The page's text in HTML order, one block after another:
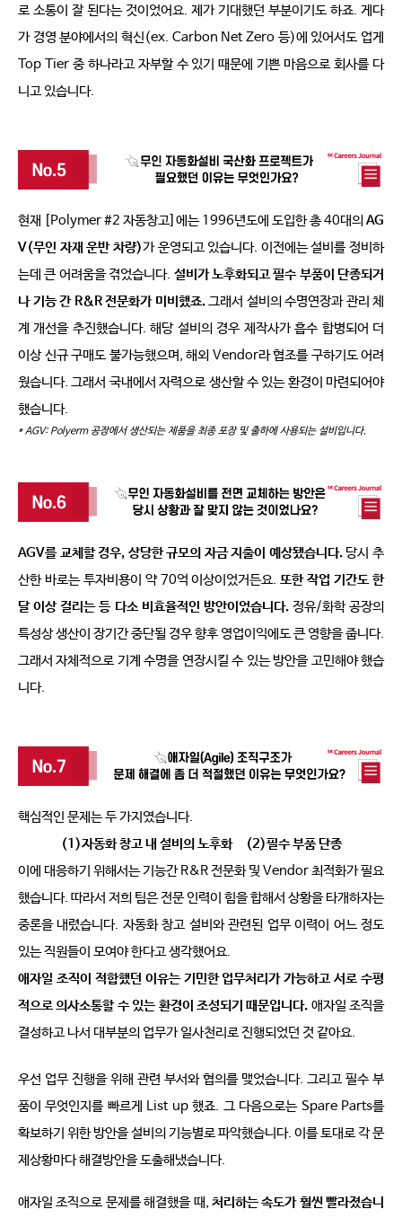
로 소통이 잘 된다는 것이었어요. 제가 기대했던 부분이기도 하죠. 게다
가 경영 분야에서의 혁신(ex. Carbon Net Zero 등)
Top Tier 중 하나라고 자부할 수 있기 때문에 기쁜 마음으로 회사를 다
니고 있습니다.
현재 [Polymer #2 자동창고 에는 1996년도에 도입한 총 40대의 AG
V(무인 자재 운반 차량)가 운영되고 있습니다. 이전에는 설비를 정비하
는데 큰 어려움을 겪었습니다. 설비가 노후화되고 필수 부품이 단종되거
나 기능 간 R&R 전문화가 미비했죠. 그래서 설비의 수명연장과 관리 체
계 개선을 추진했습니다. 해당 설비의 경우 제작사가 흡수 합병되어 더
이상 신규 구매도 불가능했으며, 해외 Vendor라 협조를 구하기도 어려
웠습니다. 그래서 국내에서 자력으로 생산할 수 있는 환경이 마련되어야
했습니다.
* AGV: Polyerm 공장에서 생산되는 제품을 최종 포장 및 출하에 사용되는 설비입니다.
AGV를 교체할 경우, 상당한 규모의 자금 지출이 예상됐습니다. 당시 추
산한 바로는 투자비용이 약 70억 이상이었거든요. 또한 작업 기간도 한
달 이상 걸리는 등 다소 비효율적인 방안이었습니다. 정유/화학 공장의
특성상 생산이 장기간 중단될 경우 향후 영업이익에도 큰 영향을 줍니다
그래서 자체적으로 기계 수명을 연장시킬 수 있는 방안을 고민해야 했습
니다.
핵심적인 문제는 두 가지였습니다.
(1)자동화 창고 내 설비의 노후화 (2)필수 부품 단종
이에 대응하기 위해서는 기능간 R&R 전문화 및 Vendor 최적화가 필요
했습니다. 따라서 저희 팀은 전문 인력이 힘을 합해서 상황을 타개하자는
중론을 내렸습니다. 자동화 창고 설비와 관련된 업무 이력이 어느 정도
있는 직원들이 모여야 한다고 생각했어요.
애자일 조직이 적합했던 이유는 기민한 업무처리가 가능하고 서로 수평
적으로 의사소통할 수 있는 환경이 조성되기 때문입니다. 애자일 조직을
결성하고 나서 대부분의 업무가 일사천리로 진행되었던 것 같아요.
우선 업무 진행을 위해 관련 부서와 협의를 맺었습니다. 그리고 필수 부
품이 무엇인지를 빠르게 List up 했죠. 그 다음으로는 Spare Parts를
확보하기 위한 방안을 설비의 기능별로 파악했습니다. 이를 토대로 각 문
제상황마다 해결방안을 도출해냈습니다.
애자일 조직으로 문제를 해결했을 때, 처리하는 속도가 훨씬 빨라졌습니